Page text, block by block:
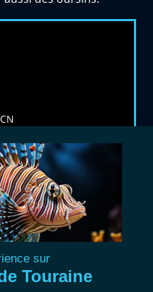
(LC)